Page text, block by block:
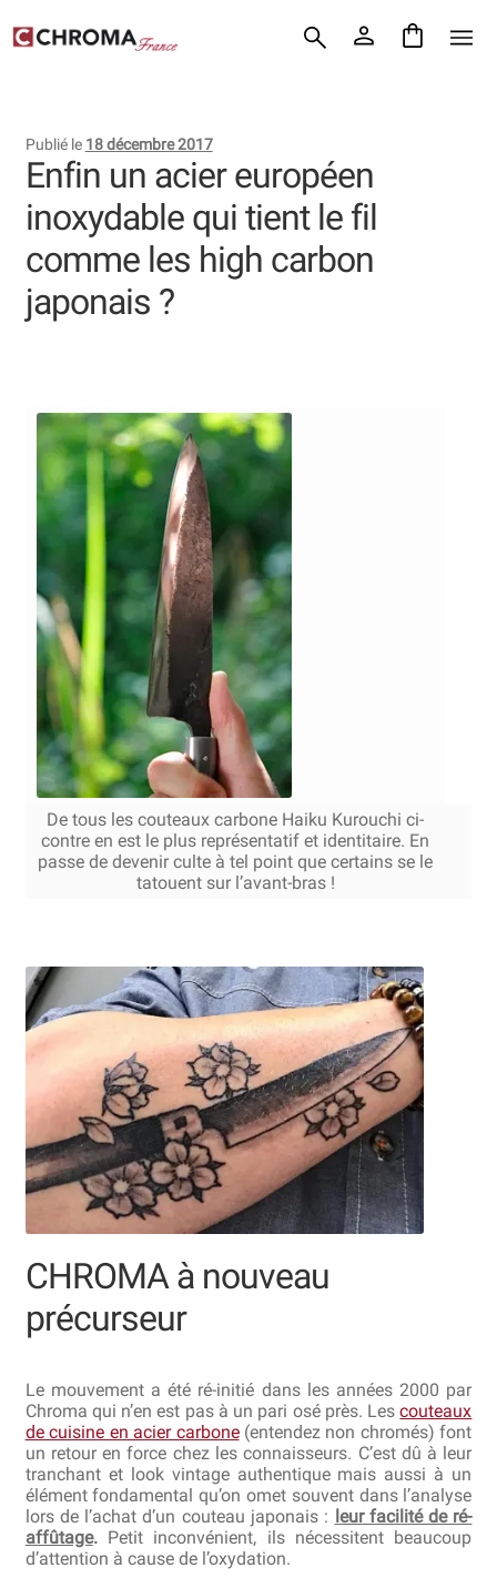
Aller
Aller
Chroma France
Commande
Conditions Générales de Vente
Contact
Demande de devis
Frais de port
Hall of Fame
Bocuse d’Or
Ma sélection
Mentions légales
Mon Compte
Partenaires
Plan du site
Politique de confidentialité
Politique en matière de remboursements et de retours
Questions-Réponses?
Revendeurs
Revue de presse
Téléchargements
Thank you for booking
Trouver mon couteau
Publié le 18 décembre 2017
Enfin un acier européen
inoxydable qui tient le fil
comme les high carbon
japonais ?
De tous les couteaux carbone Haiku Kurouchi ci-
contre en est le plus représentatif et identitaire. En
passe de devenir culte à tel point que certains se le
tatouent sur l’avant-bras !
CHROMA à nouveau
précurseur
Le mouvement a été ré-initié dans les années 2000 par
Chroma qui n’en est pas à un pari osé près. Lescouteaux
de cuisine en acier carbone(entendez non chromés) font
un retour en force chez les connaisseurs. C’est dû à leur
tranchant et look vintage authentique mais aussi à un
élément fondamental qu’on omet souvent dans l’analyse
lors de l’achat d’un couteau japonais : leur facilité de ré-
affûtage. Petit inconvénient, ils nécessitent beaucoup
d’attention à cause de l’oxydation.